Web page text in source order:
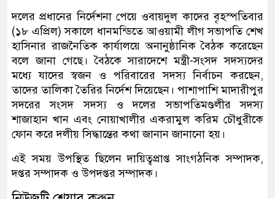
দলের প্রধানের নির্দেশনা পেয়ে ওবায়দুল কাদের বৃহস্পতিবার
(১৮ এপ্রিল) সকালে ধানমন্ডিতে আওয়ামী লীগ সভাপতি শেখ
হাসিনার রাজনৈতিক কার্যালয়ে অনানুষ্ঠানিক বৈঠক করেছেন
বলে জানা গেছে। বৈঠকে সারাদেশে মন্ত্রী-সংসদ সদস্যদের
মধ্যে যাদের স্বজন ও পরিবারের সদস্য নির্বাচন করছেন,
তাদের তালিকা তৈরির নির্দেশ দিয়েছেন। পাশাপাশি মাদারীপুর
সদরের সংসদ সদস্য ও দলের সভাপতিমণ্ডলীর সদস্য
শাজাহান খান এবং নোয়াখালীর একরামুল করিম চৌধুরীকে
ফোন করে দলীয় সিদ্ধান্তের কথা জানান জানানো হয়।
এই সময় উপস্থিত ছিলেন দায়িত্বপ্রাপ্ত সাংগঠনিক সম্পাদক,
দপ্তর সম্পাদক ও উপদপ্তর সম্পাদক।